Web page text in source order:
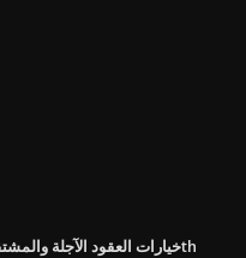
خيارات العقود الآجلة والمشتقات الأخرى قوات الدفاع الشعبي الطبعة 10th